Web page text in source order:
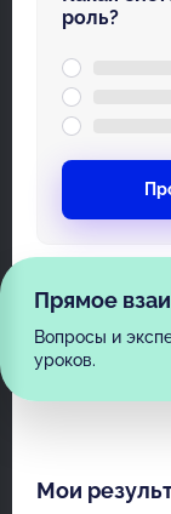
роль?
Прямое
Вопросы и
уроков.
Мои